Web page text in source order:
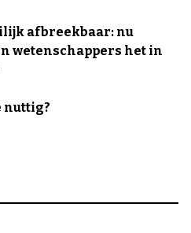
afbreekbaar: nu
wetenschappers het in
nuttig?